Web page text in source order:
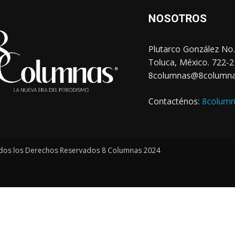
NOSOTROS
Plutarco González
Toluca, México. 722-
Contacténos:
los Derechos Reservados 8 Columnas 2024